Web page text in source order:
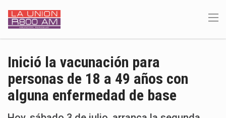
Inició la vacunación para
personas de 18 a 49 años con
alguna enfermedad de base